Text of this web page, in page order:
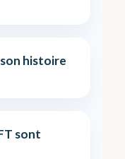
histoire
sont